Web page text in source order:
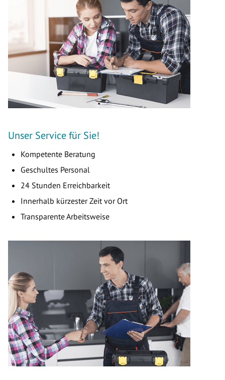
Unser Service für Sie!
Kompetente Beratung
Geschultes Personal
24 Stunden Erreichbarkeit
Innerhalb kürzester Zeit vor Ort
Transparente Arbeitsweise